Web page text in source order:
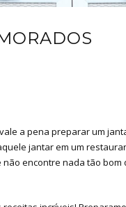
a pena preparar um
jantar em um
encontre nada tão bom